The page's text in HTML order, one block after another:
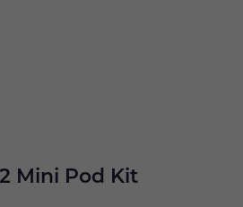
Mini Pod Kit